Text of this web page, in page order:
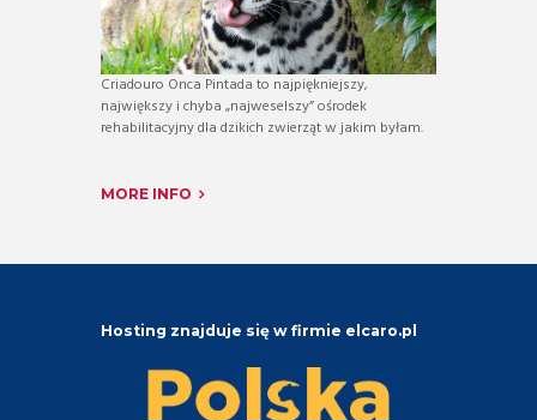
Criadouro Onca Pintada to najpiękniejszy,
największy i chyba „najweselszy” ośrodek
rehabilitacyjny dla dzikich zwierząt w jakim byłam.
MORE INFO
Hosting znajduje się w firmie elcaro.pl